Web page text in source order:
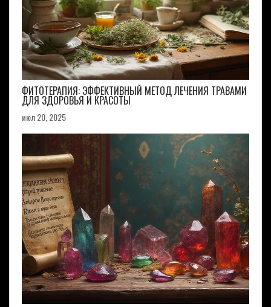
ФИТОТЕРАПИЯ: ЭФФЕКТИВНЫЙ МЕТОД ЛЕЧЕНИЯ ТРАВАМИ
ДЛЯ ЗДОРОВЬЯ И КРАСОТЫ
июл 20, 2025